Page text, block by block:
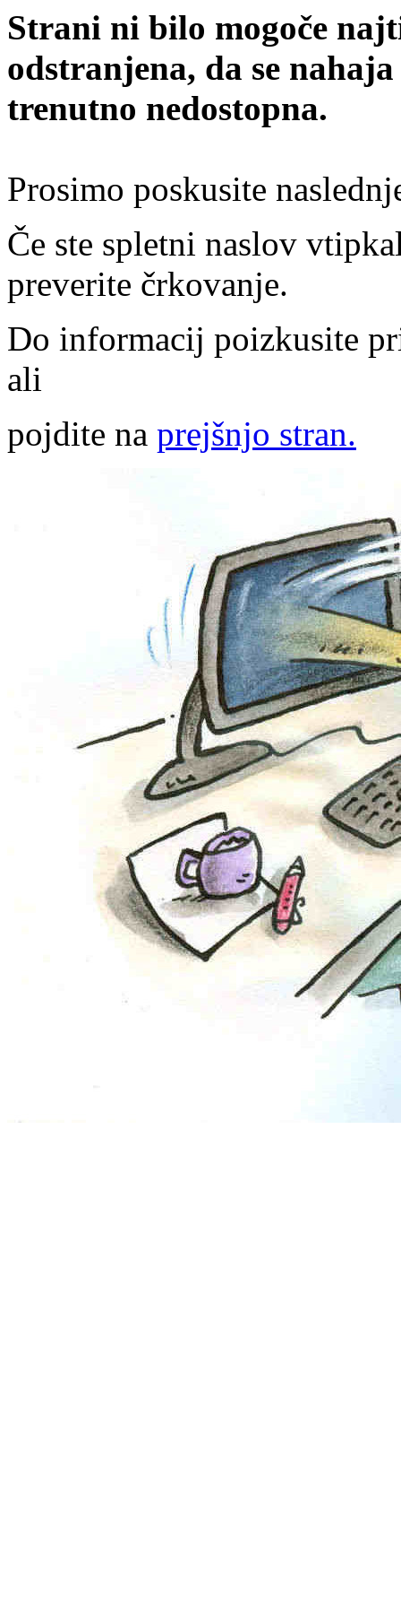
Strani ni bilo mogoče
odstranjena, da se
trenutno nedostopna.
Prosimo poskusite
Če ste spletni naslov
preverite črkovanje.
Do informacij poizkusite
ali
pojdite na prejšnjo stran.